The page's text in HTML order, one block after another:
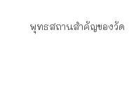
งานลำรึกบุพการี